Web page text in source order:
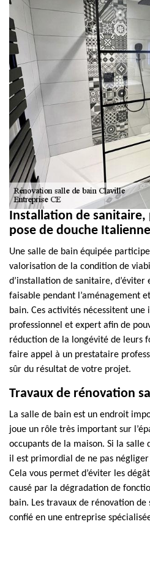
Installation de sanitaire,
pose de douche Italienne
Une salle de bain équipée
valorisation de la condition de
d’installation de sanitaire,
faisable pendant l’aménagement
bain. Ces activités nécessitent
professionnel et expert afin de
réduction de la longévité de leurs
faire appel à un prestataire
sûr du résultat de votre projet.
Travaux de rénovation
La salle de bain est un endroit
joue un rôle très important sur
occupants de la maison. Si la salle
il est primordial de ne pas
Cela vous permet d’éviter les
causé par la dégradation de
bain. Les travaux de rénovation
confié en une entreprise